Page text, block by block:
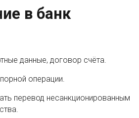
в банк
данные, договор счёта.
операции.
перевод несанкционированным